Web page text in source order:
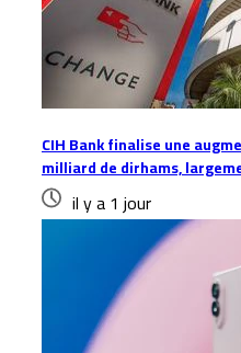
CIH Bank finalise une
milliard de dirhams,
il y a 1 jour